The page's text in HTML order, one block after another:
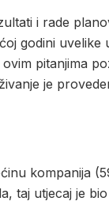
i rade
godini
pitanjima
je
kompanija
taj utjecaj je